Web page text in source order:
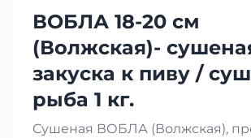
ВОБЛА 18-20 см
(Волжская)-
закуска к пиву /
рыба 1 кг.
Сушеная ВОБЛА (Волжская),